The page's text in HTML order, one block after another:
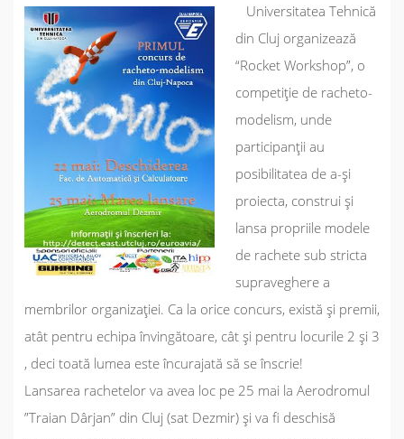
Universitatea Tehnică
din Cluj organizează
“Rocket Workshop”, o
competiţie de racheto-
modelism, unde
participanţii au
posibilitatea de a-şi
proiecta, construi şi
lansa propriile modele
de rachete sub stricta
supraveghere a
membrilor organizației. Ca la orice concurs, există şi premii,
atât pentru echipa învingătoare, cât şi pentru locurile 2 şi 3
, deci toată lumea este încurajată să se înscrie!
Lansarea rachetelor va avea loc pe 25 mai la Aerodromul
”Traian Dârjan” din Cluj (sat Dezmir) şi va fi deschisă